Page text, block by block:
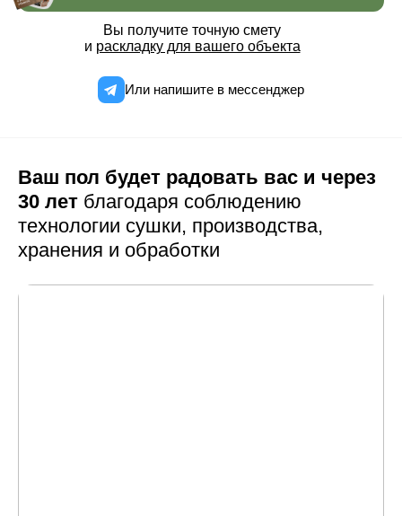
Вы получите точную смету
и раскладку для вашего объекта
Или напишите в мессенджер
Ваш пол будет радовать вас и через
30 лет благодаря соблюдению
технологии сушки, производства,
хранения и обработки